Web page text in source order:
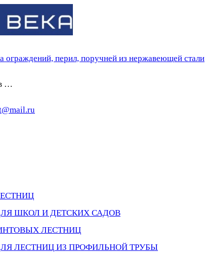
ограждений, перил, поручней из нержавеющей стали
…
ШКОЛ И ДЕТСКИХ САДОВ
ЛЕСТНИЦ
ЛЕСТНИЦ ИЗ ПРОФИЛЬНОЙ ТРУБЫ